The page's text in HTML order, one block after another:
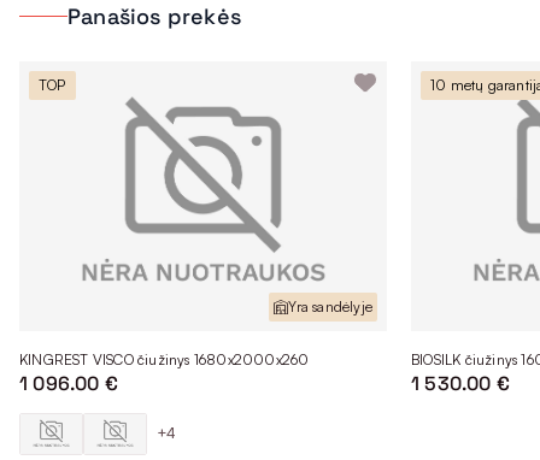
Panašios prekės
TOP
Yra sandėlyje
KINGREST VISCO čiužinys 1680x2000x260
1 096.00 €
+4
10 metų
BIOSILK čiužinys
1 530.00 €